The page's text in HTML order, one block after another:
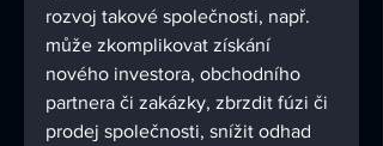
rozvoj takové společnosti, např.
může zkomplikovat získání
nového investora, obchodního
partnera či zakázky, zbrzdit fúzi či
prodej společnosti, snížit odhad